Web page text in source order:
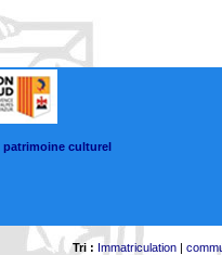
patrimoine culturel
Tri : Immatriculation|